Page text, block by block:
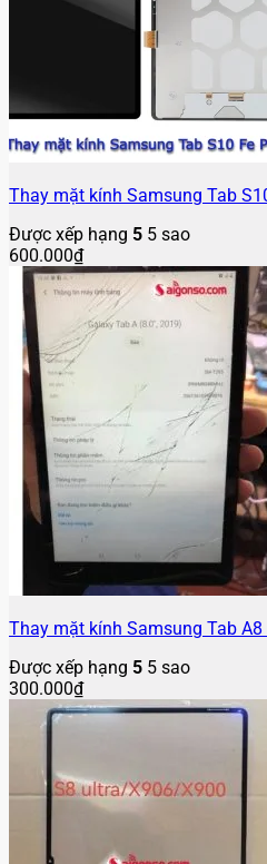
Thay mặt kính Samsung Tab
Được xếp hạng 5 5 sao
600.000₫
Thay mặt kính Samsung Tab A8
Được xếp hạng 5 5 sao
300.000₫